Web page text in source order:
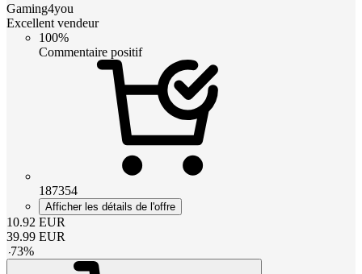
Gaming4you
Excellent vendeur
100%
Commentaire positif
187354
Afficher les détails de l'offre
10.92 EUR
39.99 EUR
-73%